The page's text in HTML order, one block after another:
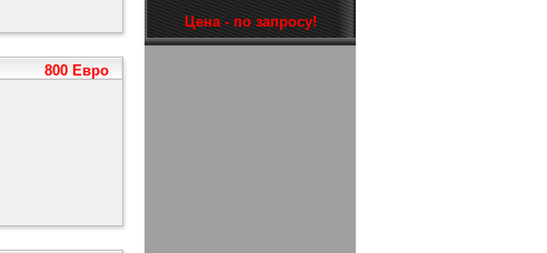
800 Евро
Цена - по запросу!